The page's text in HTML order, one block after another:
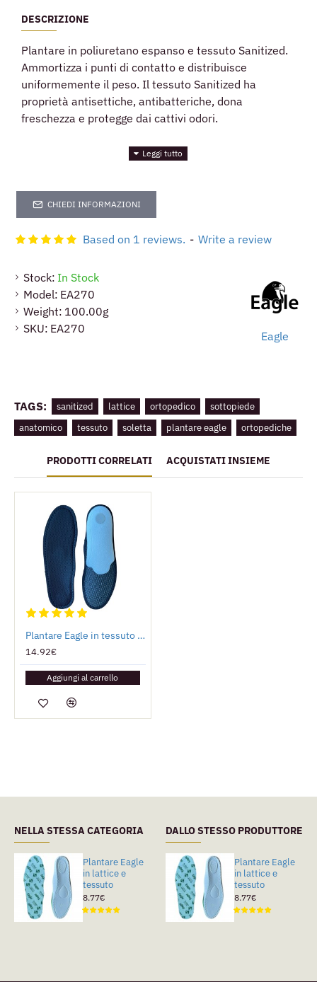
Stock: In Stock
Model: EA270
Weight: 100.00g
SKU: EA270
Eagle
Based on 1 reviews. - Write a review
DESCRIZIONE
Plantare in poliuretano espanso e tessuto Sanitized.
Ammortizza i punti di contatto e distribuisce
uniformemente il peso. Il tessuto Sanitized ha
proprietà antisettiche, antibatteriche, dona
freschezza e protegge dai cattivi odori.
CHIEDI INFORMAZIONI
TAGS: sanitized lattice ortopedico
sottopiede
anatomico
tessuto soletta plantare eagle ortopediche
PRODOTTI CORRELATI ACQUISTATI INSIEME
Plantare Eagle in tessuto tecnico nero
14.92€
Aggiungi al carrello
NELLA STESSA CATEGORIA
Plantare Eagle
in lattice e
tessuto
8.77€
Plantare Eagle
in pelle
pregiata e
lattice
15.53€
DALLO STESSO PRODUTTORE
Plantare Eagle
in lattice e
tessuto
8.77€